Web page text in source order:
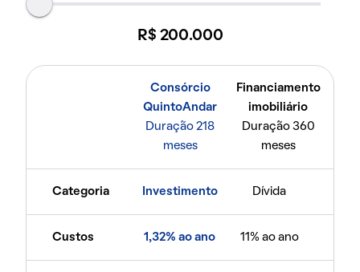
R$ 200.000
Consórcio
QuintoAndar
Duração 218
meses
Financiamento
imobiliário
Duração 360
meses
Categoria Investimento Dívida
Custos 1,32% ao ano 11% ao ano